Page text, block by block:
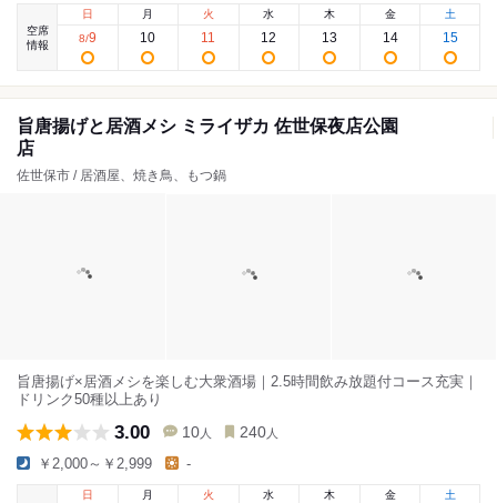
空席
情報
日
8/9
月
10
火
11
水
12
木
13
金
14
土
15
旨唐揚げと居酒メシ ミライザカ 佐世保夜店公園
店
佐世保市 / 居酒屋、焼き鳥、もつ鍋
旨唐揚げ×居酒メシを楽しむ大衆酒場｜2.5時間飲み放題付コース充実｜
ドリンク50種以上あり
3.00 10 人 240 人
￥2,000～￥2,999 -
日
月 火 水 木 金 土